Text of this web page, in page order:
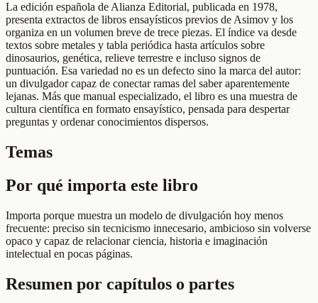
La edición española de Alianza Editorial, publicada en 1978,
presenta extractos de libros ensayísticos previos de Asimov y los
organiza en un volumen breve de trece piezas. El índice va desde
textos sobre metales y tabla periódica hasta artículos sobre
dinosaurios, genética, relieve terrestre e incluso signos de
puntuación. Esa variedad no es un defecto sino la marca del autor:
un divulgador capaz de conectar ramas del saber aparentemente
lejanas. Más que manual especializado, el libro es una muestra de
cultura científica en formato ensayístico, pensada para despertar
preguntas y ordenar conocimientos dispersos.
Temas
Por qué importa este libro
Importa porque muestra un modelo de divulgación hoy menos
frecuente: preciso sin tecnicismo innecesario, ambicioso sin volverse
opaco y capaz de relacionar ciencia, historia e imaginación
intelectual en pocas páginas.
Resumen por capítulos o partes